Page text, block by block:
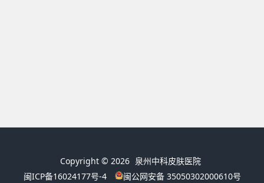
Copyright © 2026 泉州中科皮肤医院
闽ICP备16024177号-4
闽公网安备 35050302000610号